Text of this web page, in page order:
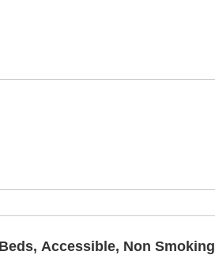
Accessible, Non Smoking